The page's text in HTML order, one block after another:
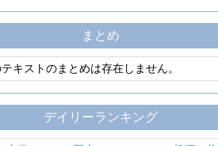
まとめ
テキストのまとめは存在しません。
デイリーランキング